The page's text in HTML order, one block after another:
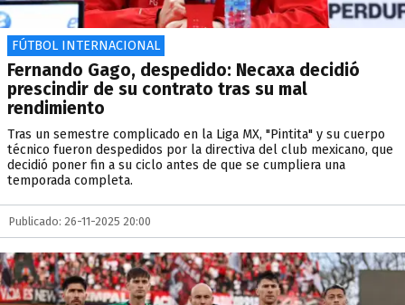
FÚTBOL INTERNACIONAL
Fernando Gago, despedido: Necaxa decidió
prescindir de su contrato tras su mal
rendimiento
Tras un semestre complicado en la Liga MX, "Pintita" y su cuerpo
técnico fueron despedidos por la directiva del club mexicano, que
decidió poner fin a su ciclo antes de que se cumpliera una
temporada completa.
Publicado: 26-11-2025 20:00